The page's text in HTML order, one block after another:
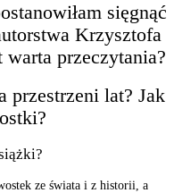
sięgnąć
Krzysztofa
przeczytania?
przestrzeni lat? Jak
ze świata i z historii, a